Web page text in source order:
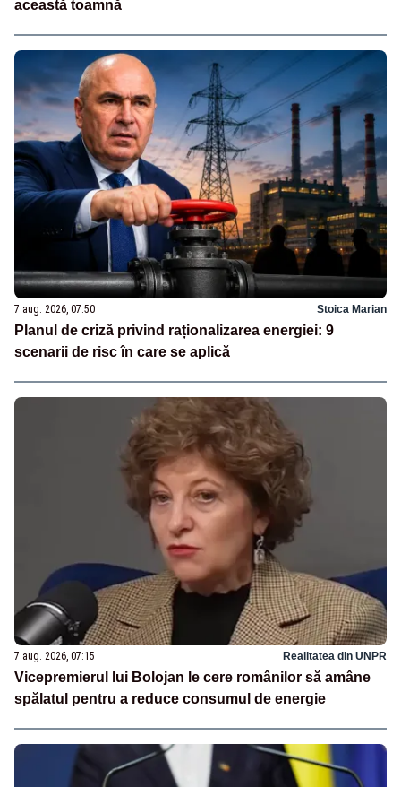
această toamnă
7 aug. 2026, 07:50 Stoica Marian
Planul de criză privind raționalizarea energiei: 9
scenarii de risc în care se aplică
7 aug. 2026, 07:15 Realitatea din UNPR
Vicepremierul lui Bolojan le cere românilor să amâne
spălatul pentru a reduce consumul de energie